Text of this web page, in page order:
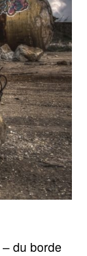
du borde